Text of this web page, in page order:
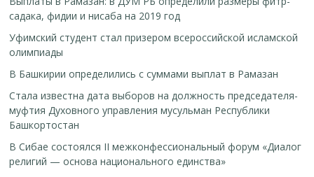
садака, фидии и нисаба на 2019 год
Уфимский студент стал призером всероссийской исламской
олимпиады
В Башкирии определились с суммами выплат в Рамазан
Стала известна дата выборов на должность председателя-
муфтия Духовного управления мусульман Республики
Башкортостан
В Сибае состоялся II межконфессиональный форум «Диалог
религий — основа национального единства»